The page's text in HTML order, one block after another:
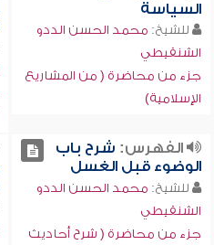
السياسة
للشيخ: محمد الحسن الددو
الشنقيطي
جزء من محاضرة ( من المشاريع
الإسلامية)
الفهرس: شرح باب
الوضوء قبل الغسل
للشيخ: محمد الحسن الددو
الشنقيطي
جزء من محاضرة ( شرح أحاديث